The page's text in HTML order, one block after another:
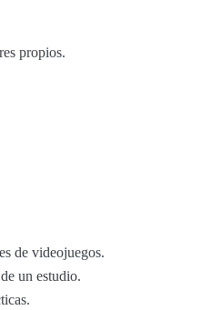
propios.
de videojuegos.
un estudio.